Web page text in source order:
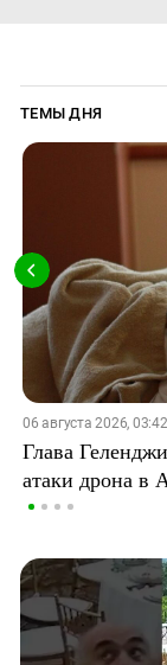
ТЕМЫ ДНЯ
06 августа 2026, 03:42
Глава
атаки дрона в